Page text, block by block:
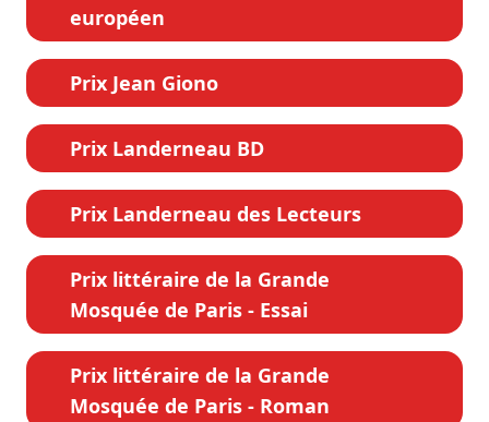
européen
Prix Jean Giono
Prix Landerneau BD
Prix Landerneau des Lecteurs
Prix littéraire de la Grande
Mosquée de Paris - Essai
Prix littéraire de la Grande
Mosquée de Paris - Roman